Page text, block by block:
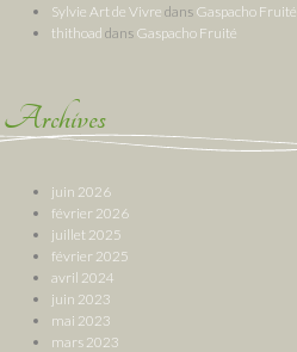
Sylvie Art de Vivre dans Gaspacho Fruité
thithoad dans Gaspacho Fruité
Archives
juin 2026
février 2026
juillet 2025
février 2025
avril 2024
juin 2023
mai 2023
mars 2023